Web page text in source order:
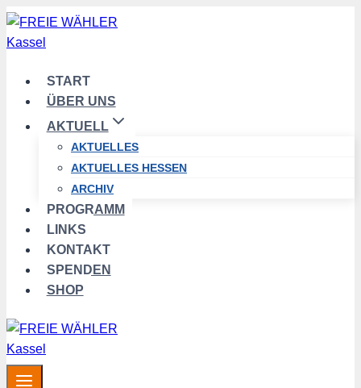
Zum
Inhalt
START
ÜBER UNS
AKTUELL
AKTUELLES
AKTUELLES HESSEN
ARCHIV
PROGRAMM
LINKS
KONTAKT
SPENDEN
SHOP